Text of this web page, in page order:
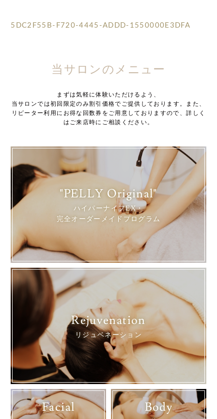
5DC2F55B-F720-4445-ADDD-1550000E3DFA
当サロンのメニュー
まずは気軽に体験いただけるよう、
当サロンでは初回限定のみ割引価格でご提供しております。また、
リピーター利用にお得な回数券をご用意しておりますので、詳しく
はご来店時にご相談ください。
"PELLY Original"
ハイパーナイフEX・
完全オーダーメイドプログラム
Rejuvenation
リジュベネーション
Facial Body